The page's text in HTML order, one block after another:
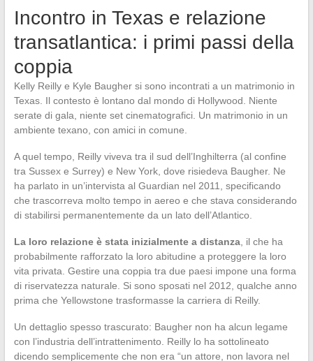
Incontro in Texas e relazione
transatlantica: i primi passi della
coppia
Kelly Reilly e Kyle Baugher si sono incontrati a un matrimonio in
Texas. Il contesto è lontano dal mondo di Hollywood. Niente
serate di gala, niente set cinematografici. Un matrimonio in un
ambiente texano, con amici in comune.
A quel tempo, Reilly viveva tra il sud dell’Inghilterra (al confine
tra Sussex e Surrey) e New York, dove risiedeva Baugher. Ne
ha parlato in un’intervista al Guardian nel 2011, specificando
che trascorreva molto tempo in aereo e che stava considerando
di stabilirsi permanentemente da un lato dell’Atlantico.
La loro relazione è stata inizialmente a distanza, il che ha
probabilmente rafforzato la loro abitudine a proteggere la loro
vita privata. Gestire una coppia tra due paesi impone una forma
di riservatezza naturale. Si sono sposati nel 2012, qualche anno
prima che Yellowstone trasformasse la carriera di Reilly.
Un dettaglio spesso trascurato: Baugher non ha alcun legame
con l’industria dell’intrattenimento. Reilly lo ha sottolineato
dicendo semplicemente che non era “un attore, non lavora nel